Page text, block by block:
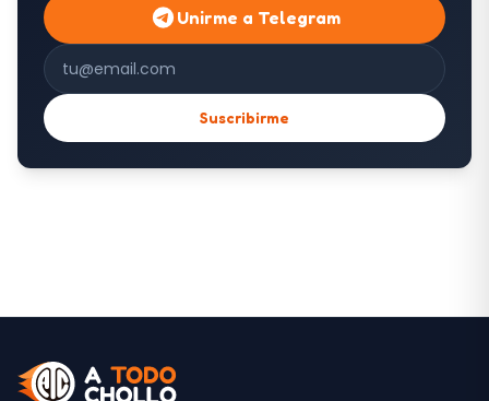
Unirme a Telegram
Correo electrónico
Suscribirme